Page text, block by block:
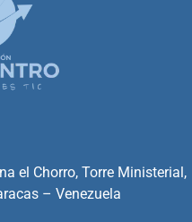
el Chorro, Torre Ministerial,
– Venezuela